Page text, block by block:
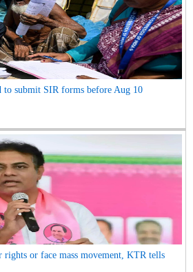
to submit SIR forms before Aug 10
rights or face mass movement, KTR tells